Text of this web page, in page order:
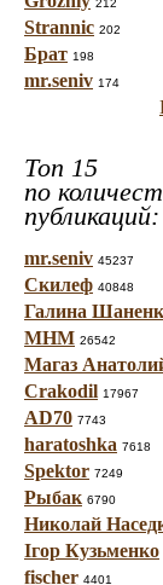
212
Strannic 202
Брат 198
mr.seniv 174
Топ 15
по
публикаций:
mr.seniv 45237
Скилеф 40848
Галина
МНМ 26542
Магаз
Crakodil 17967
AD70 7743
haratoshka 7618
Spektor 7249
Рыбак 6790
Николай
Ігор Кузьменко
fischer 4401